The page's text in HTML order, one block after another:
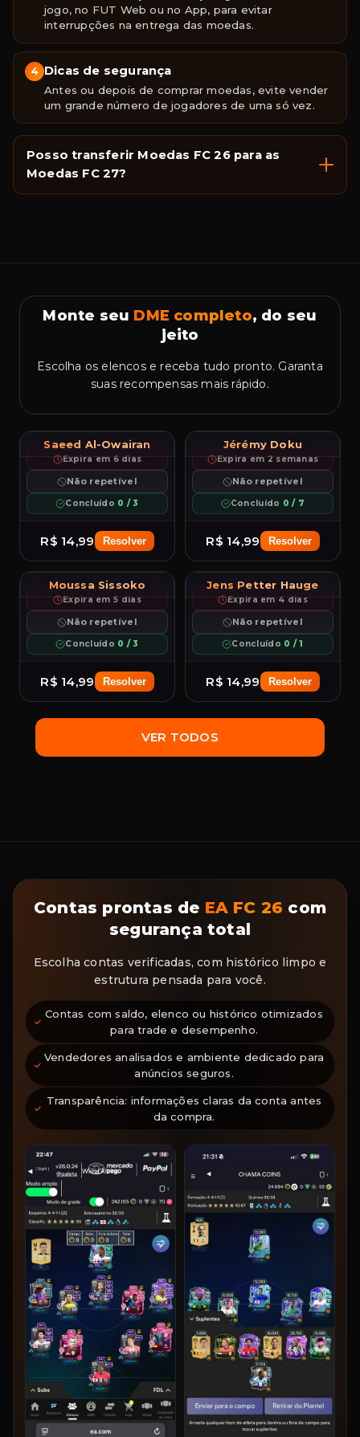
jogo, no FUT Web ou no App, para evitar
interrupções na entrega das moedas.
4 Dicas de segurança
Antes ou depois de comprar moedas, evite vender
um grande número de jogadores de uma só vez.
Posso transferir Moedas FC 26 para as
Moedas FC 27?
Monte seu DME completo, do seu
jeito
Escolha os elencos e receba tudo pronto. Garanta
suas recompensas mais rápido.
Saeed Al-Owairan
97
RW
++
Al Owairan
PAC
99
SHO
97
PAS
95
DRI
96
DEF
55
PHY
96
CAM
Expira em 6 dias
Não repetível
Concluído 0 / 3
R$ 14,99 Resolver
Jérémy Doku
97
LW
++
Doku
PAC
99
SHO
93
PAS
92
DRI
99
DEF
52
PHY
91
RM
Expira em 2 semanas
Não repetível
Concluído 0 / 7
R$ 14,99 Resolver
Moussa Sissoko
96
CM
++
Sissoko
PAC
91
SHO
92
PAS
96
DRI
94
DEF
94
PHY
97
CDM
Expira em 5 dias
Não repetível
Concluído 0 / 3
R$ 14,99 Resolver
Jens Petter Hauge
96
LW
++
Hauge
PAC
97
SHO
95
PAS
93
DRI
96
DEF
65
PHY
90
Expira em 4 dias
Não repetível
Concluído 0 / 1
R$ 14,99 Resolver
VER TODOS
Contas prontas de EA FC 26 com
segurança total
Escolha contas verificadas, com histórico limpo e
estrutura pensada para você.
Contas com saldo, elenco ou histórico otimizados
para trade e desempenho.
Vendedores analisados e ambiente dedicado para
anúncios seguros.
Transparência: informações claras da conta antes
da compra.